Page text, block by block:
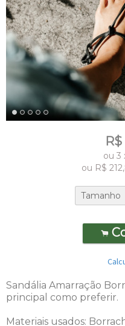
R$
ou 3
ou R$
.
Sandália Amarração
principal como preferir.
Materiais usados: